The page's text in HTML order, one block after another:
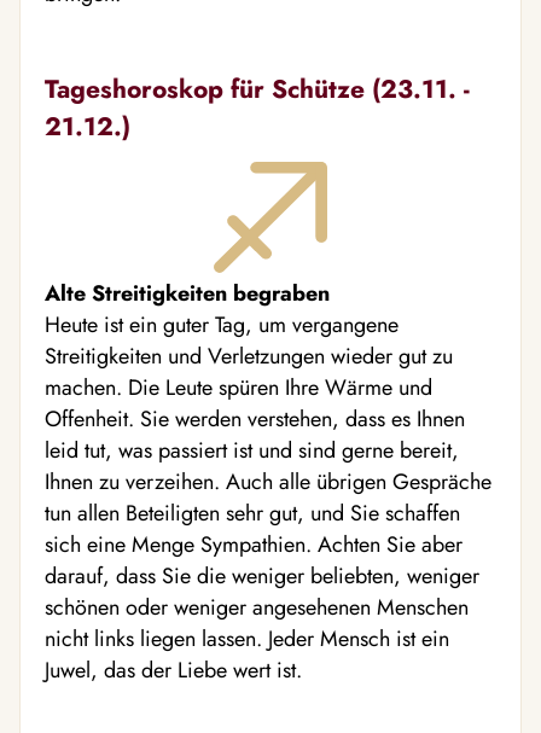
Tageshoroskop für Schütze (23.11. -
21.12.)
Alte Streitigkeiten begraben
Heute ist ein guter Tag, um vergangene
Streitigkeiten und Verletzungen wieder gut zu
machen. Die Leute spüren Ihre Wärme und
Offenheit. Sie werden verstehen, dass es Ihnen
leid tut, was passiert ist und sind gerne bereit,
Ihnen zu verzeihen. Auch alle übrigen Gespräche
tun allen Beteiligten sehr gut, und Sie schaffen
sich eine Menge Sympathien. Achten Sie aber
darauf, dass Sie die weniger beliebten, weniger
schönen oder weniger angesehenen Menschen
nicht links liegen lassen. Jeder Mensch ist ein
Juwel, das der Liebe wert ist.